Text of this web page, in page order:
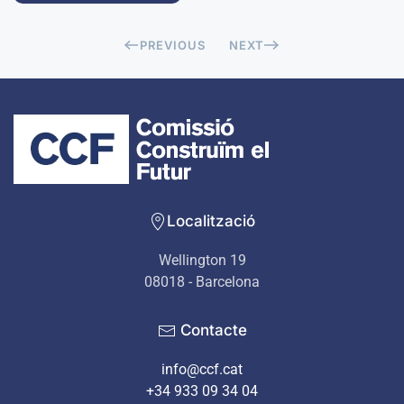
PREVIOUS NEXT
Localització
Wellington 19
08018 - Barcelona
Contacte
info@ccf.cat
+34 933 09 34 04